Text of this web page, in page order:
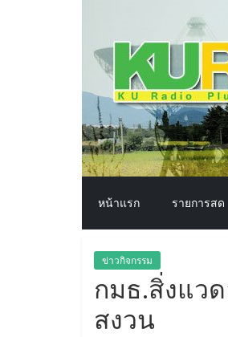
โรงเรียน
ทาง
อากาศ​
เพื่อ
พัฒนา
คุณภาพ
ชีวิต
หน้าแรก รายการสด
ข่าวกิจกรรม
กมธ.สิ่งแว
สงวน